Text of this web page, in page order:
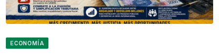
ECONOMÍA